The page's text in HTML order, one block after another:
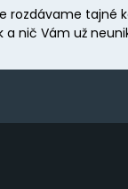
rozdávame tajné
a nič Vám už